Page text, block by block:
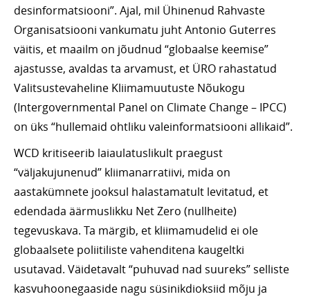
desinformatsiooni”. Ajal, mil Ühinenud Rahvaste
Organisatsiooni vankumatu juht Antonio Guterres
väitis, et maailm on jõudnud “globaalse keemise”
ajastusse, avaldas ta arvamust, et ÜRO rahastatud
Valitsustevaheline Kliimamuutuste Nõukogu
(Intergovernmental Panel on Climate Change – IPCC)
on üks “hullemaid ohtliku valeinformatsiooni allikaid”.
WCD kritiseerib laiaulatuslikult praegust
“väljakujunenud” kliimanarratiivi, mida on
aastakümnete jooksul halastamatult levitatud, et
edendada äärmuslikku Net Zero (nullheite)
tegevuskava. Ta märgib, et kliimamudelid ei ole
globaalsete poliitiliste vahenditena kaugeltki
usutavad. Väidetavalt “puhuvad nad suureks” selliste
kasvuhoonegaaside nagu süsinikdioksiid mõju ja